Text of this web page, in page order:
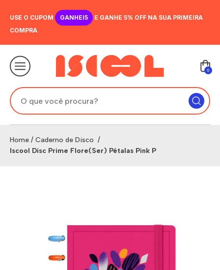
USE O CUPOM GANHEI5
E GANHE 5% OFF NA SUA PRIMEIRA
COMPRA
0
Home / Caderno de Disco /
Iscool Disc Prime Flore(Ser) Pétalas Pink P